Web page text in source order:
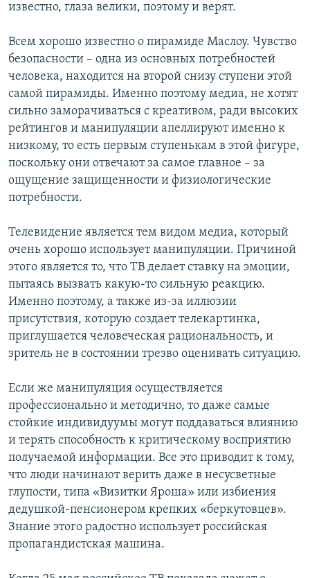
известно, глаза велики, поэтому и верят.
Всем хорошо известно о пирамиде Маслоу. Чувство
безопасности – одна из основных потребностей
человека, находится на второй снизу ступени этой
самой пирамиды. Именно поэтому медиа, не хотят
сильно заморачиваться с креативом, ради высоких
рейтингов и манипуляции апеллируют именно к
низкому, то есть первым ступенькам в этой фигуре,
поскольку они отвечают за самое главное – за
ощущение защищенности и физиологические
потребности.
Телевидение является тем видом медиа, который
очень хорошо использует манипуляции. Причиной
этого является то, что ТВ делает ставку на эмоции,
пытаясь вызвать какую-то сильную реакцию.
Именно поэтому, а также из-за иллюзии
присутствия, которую создает телекартинка,
приглушается человеческая рациональность, и
зритель не в состоянии трезво оценивать ситуацию.
Если же манипуляция осуществляется
профессионально и методично, то даже самые
стойкие индивидуумы могут поддаваться влиянию
и терять способность к критическому восприятию
получаемой информации. Все это приводит к тому,
что люди начинают верить даже в несусветные
глупости, типа «Визитки Яроша» или избиения
дедушкой-пенсионером крепких «беркутовцев».
Знание этого радостно использует российская
пропагандистская машина.